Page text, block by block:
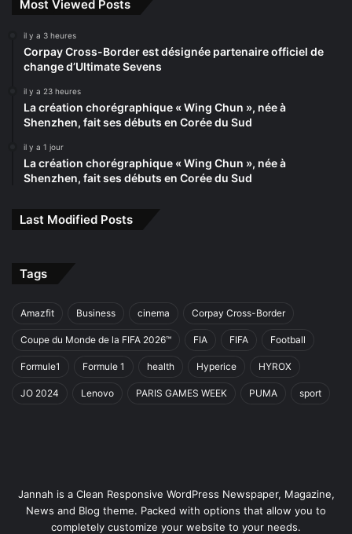
Most Viewed Posts
il y a 3 heures
Corpay Cross-Border est désignée partenaire officiel de
change d’Ultimate Sevens
il y a 23 heures
La création chorégraphique « Wing Chun », née à
Shenzhen, fait ses débuts en Corée du Sud
il y a 1 jour
La création chorégraphique « Wing Chun », née à
Shenzhen, fait ses débuts en Corée du Sud
Last Modified Posts
Tags
Amazfit Business cinema Corpay Cross-Border
Coupe du Monde de la FIFA 2026™ FIA FIFA Football
Formule1 Formule 1 health Hyperice HYROX
JO 2024 Lenovo PARIS GAMES WEEK PUMA sport
Jannah is a Clean Responsive WordPress Newspaper, Magazine,
News and Blog theme. Packed with options that allow you to
completely customize your website to your needs.